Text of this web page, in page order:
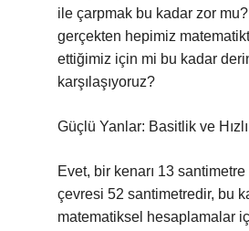
ile çarpmak bu kadar zor
gerçekten hepimiz
ettiğimiz için mi bu kadar
karşılaşıyoruz?
Güçlü Yanlar: Basitlik ve
Evet, bir kenarı 13
çevresi 52 santimetredir, bu
matematiksel hesaplamalar